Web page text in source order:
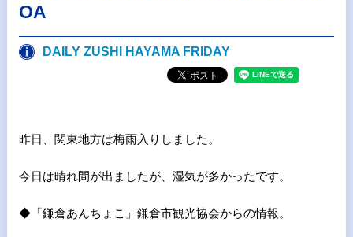
OA
DAILY ZUSHI HAYAMA FRIDAY
昨日、関東地方は梅雨入りしました。
今日は晴れ間が出ましたが、湿気が多かったです。
◆「鎌倉あんちょこ」鎌倉市観光協会からの情報。